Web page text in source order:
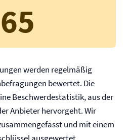
65
werden regelmäßig
bewertet. Die
Beschwerdestatistik, aus der
Anbieter hervorgeht. Wir
und mit einem